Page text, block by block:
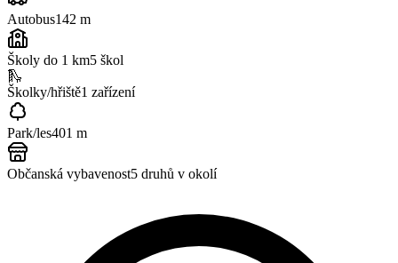
Autobus142 m
Školy do 1 km5 škol
🛝
Školky/hřiště1 zařízení
Park/les401 m
Občanská vybavenost5 druhů v okolí